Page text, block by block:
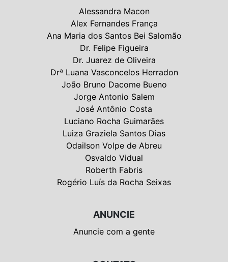
Alessandra Macon
Alex Fernandes França
Ana Maria dos Santos Bei Salomão
Dr. Felipe Figueira
Dr. Juarez de Oliveira
Drª Luana Vasconcelos Herradon
João Bruno Dacome Bueno
Jorge Antonio Salem
José Antônio Costa
Luciano Rocha Guimarães
Luiza Graziela Santos Dias
Odailson Volpe de Abreu
Osvaldo Vidual
Roberth Fabris
Rogério Luís da Rocha Seixas
ANUNCIE
Anuncie com a gente